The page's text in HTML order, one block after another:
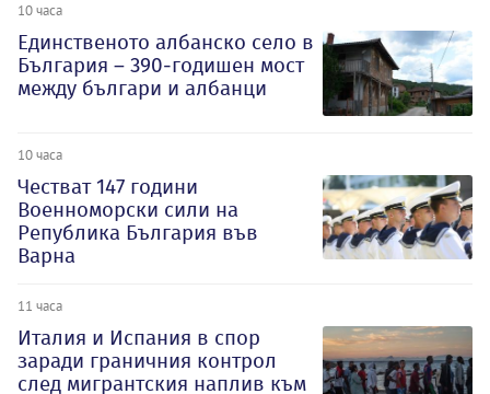
10 часа
Единственото албанско село в
България – 390-годишен мост
между българи и албанци
10 часа
Честват 147 години
Военноморски сили на
Република България във
Варна
11 часа
Италия и Испания в спор
заради граничния контрол
след мигрантския наплив към